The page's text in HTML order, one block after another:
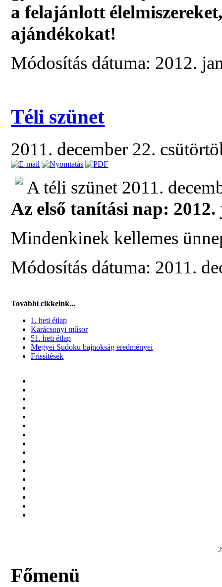
a felajánlott
ajándékokat!
Módosítás dátuma: 2012.
Téli szünet
2011. december 22.
A téli szünet 2011.
Az első tanítási nap:
Mindenkinek kellemes
Módosítás dátuma: 2011.
További cikkeink...
1. heti étlap
Karácsonyi műsor
51. heti étlap
Megyei Sudoku bajnokság eredményei
Frissítések
Főmenü